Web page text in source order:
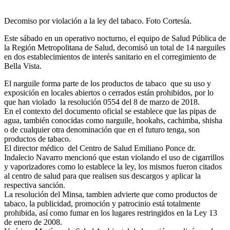
Decomiso por violación a la ley del tabaco. Foto Cortesía.
Este sábado en un operativo nocturno, el equipo de Salud Pública de
la Región Metropolitana de Salud, decomisó un total de 14 narguiles
en dos establecimientos de interés sanitario en el corregimiento de
Bella Vista.
El narguile forma parte de los productos de tabaco que su uso y
exposición en locales abiertos o cerrados están prohibidos, por lo
que han violado la resolución 0554 del 8 de marzo de 2018.
En el contexto del documento oficial se establece que las pipas de
agua, también conocidas como narguile, hookahs, cachimba, shisha
o de cualquier otra denominación que en el futuro tenga, son
productos de tabaco.
El director médico del Centro de Salud Emiliano Ponce dr.
Indalecio Navarro mencionó que estan violando el uso de cigarrillos
y vaporizadores como lo establece la ley, los mismos fueron citados
al centro de salud para que realisen sus descargos y aplicar la
respectiva sanción.
La resolución del Minsa, tambien advierte que como productos de
tabaco, la publicidad, promoción y patrocinio está totalmente
prohibida, así como fumar en los lugares restringidos en la Ley 13
de enero de 2008.